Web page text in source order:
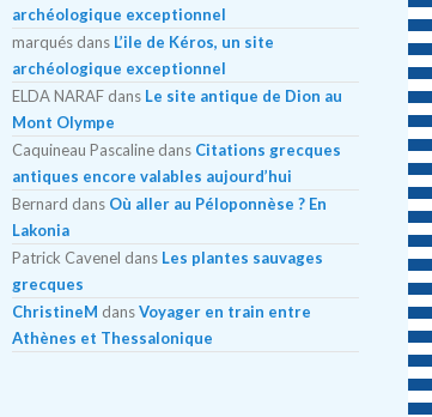
archéologique exceptionnel
marquésdans L’ile de Kéros, un site
archéologique exceptionnel
ELDA NARAFdans Le site antique de Dion au
Mont Olympe
Caquineau Pascalinedans Citations grecques
antiques encore valables aujourd’hui
Bernard dans Où aller au Péloponnèse ? En
Lakonia
Patrick Cavenel dans Les plantes sauvages
grecques
ChristineM dansVoyager en train entre
Athènes et Thessalonique